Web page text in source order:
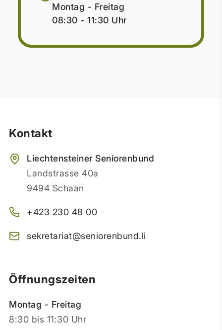
Montag - Freitag
08:30 - 11:30 Uhr
Kontakt
Liechtensteiner Seniorenbund
Landstrasse 40a
9494 Schaan
+423 230 48 00
sekretariat@seniorenbund.li
Öffnungszeiten
Montag - Freitag
8:30 bis 11:30 Uhr